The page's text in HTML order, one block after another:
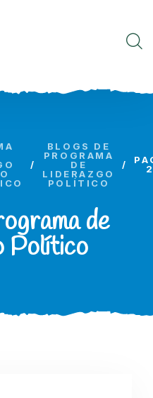
/
BLOGS DE
PROGRAMA
DE
LIDERAZGO
POLÍTICO
/
de
Político